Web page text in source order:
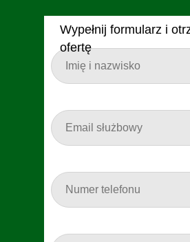
Wypełnij formularz i
ofertę